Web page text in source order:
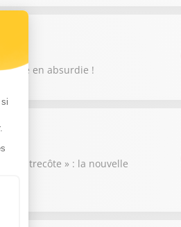
en absurdie !
» : la nouvelle